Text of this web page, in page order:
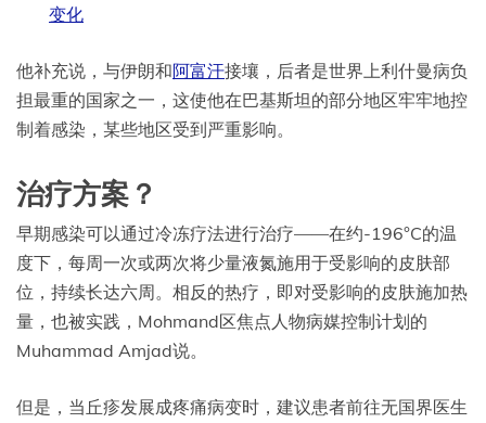
变化
他补充说，与伊朗和阿富汗接壤，后者是世界上利什曼病负
担最重的国家之一，这使他在巴基斯坦的部分地区牢牢地控
制着感染，某些地区受到严重影响。
治疗方案？
早期感染可以通过冷冻疗法进行治疗——在约-196°C的温
度下，每周一次或两次将少量液氮施用于受影响的皮肤部
位，持续长达六周。相反的热疗，即对受影响的皮肤施加热
量，也被实践，Mohmand区焦点人物病媒控制计划的
Muhammad Amjad说。
但是，当丘疹发展成疼痛病变时，建议患者前往无国界医生